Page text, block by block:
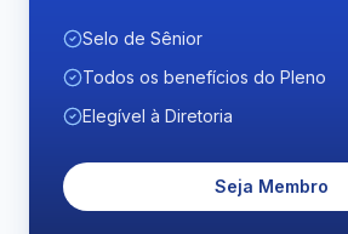
Selo de Sênior
Todos os benefícios do Pleno
Elegível à Diretoria
Seja Membro